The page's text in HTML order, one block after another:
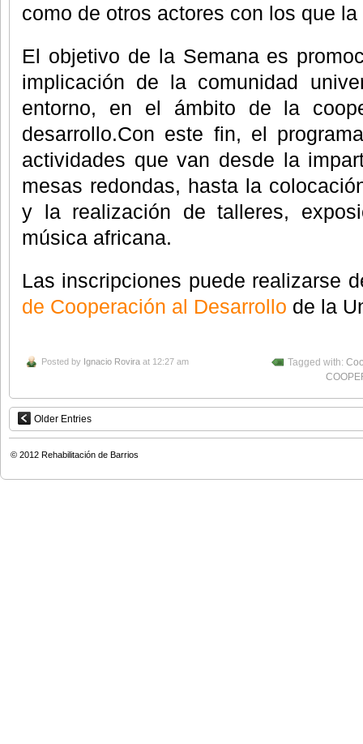
como de otros actores con los que
El objetivo de la Semana es
implicación de la comunidad
entorno, en el ámbito de la
desarrollo.Con este fin, el
actividades que van desde la
mesas redondas, hasta la
y la realización de talleres,
música africana.
Las inscripciones puede realizarse
de Cooperación al Desarrollo de la
Posted by Ignacio Rovira at 12:27 am Tagged with:
Older Entries
© 2012 Rehabilitación de Barrios